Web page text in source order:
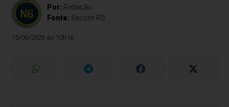
Por: Redação
Fonte: Secom RS
15/06/2026 às 10h16